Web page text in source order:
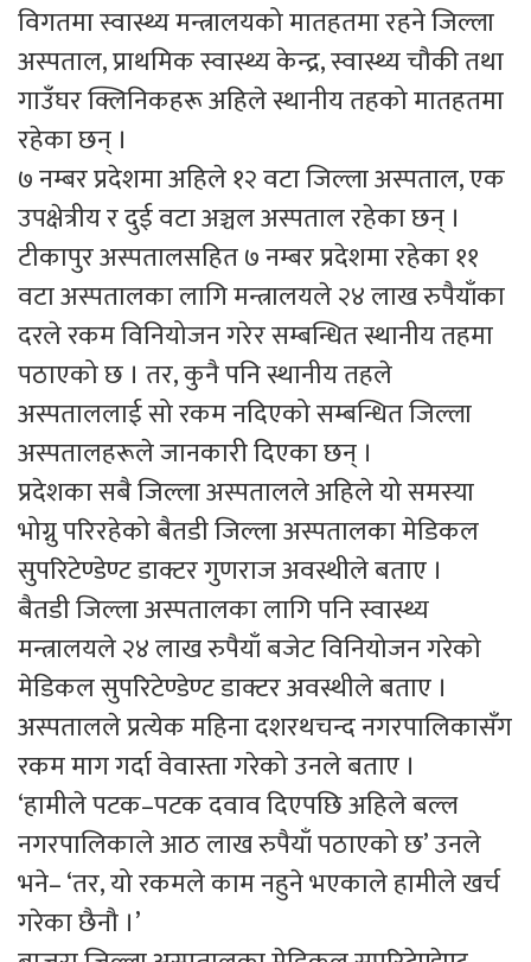
विगतमा स्वास्थ्य मन्त्रालयको मातहतमा रहने जिल्ला
अस्पताल, प्राथमिक स्वास्थ्य केन्द्र, स्वास्थ्य चौकी तथा
गाउँघर क्लिनिकहरू अहिले स्थानीय तहको मातहतमा
रहेका छन् ।
७ नम्बर प्रदेशमा अहिले १२ वटा जिल्ला अस्पताल, एक
उपक्षेत्रीय र दुई वटा अञ्चल अस्पताल रहेका छन् ।
टीकापुर अस्पतालसहित ७ नम्बर प्रदेशमा रहेका ११
वटा अस्पतालका लागि मन्त्रालयले २४ लाख रुपैयाँका
दरले रकम विनियोजन गरेर सम्बन्धित स्थानीय तहमा
पठाएको छ । तर, कुनै पनि स्थानीय तहले
अस्पताललाई सो रकम नदिएको सम्बन्धित जिल्ला
अस्पतालहरूले जानकारी दिएका छन् ।
प्रदेशका सबै जिल्ला अस्पतालले अहिले यो समस्या
भोग्नु परिरहेको बैतडी जिल्ला अस्पतालका मेडिकल
सुपरिटेण्डेण्ट डाक्टर गुणराज अवस्थीले बताए ।
बैतडी जिल्ला अस्पतालका लागि पनि स्वास्थ्य
मन्त्रालयले २४ लाख रुपैयाँ बजेट विनियोजन गरेको
मेडिकल सुपरिटेण्डेण्ट डाक्टर अवस्थीले बताए ।
अस्पतालले प्रत्येक महिना दशरथचन्द नगरपालिकासँग
रकम माग गर्दा वेवास्ता गरेको उनले बताए ।
‘हामीले पटक–पटक दवाव दिएपछि अहिले बल्ल
नगरपालिकाले आठ लाख रुपैयाँ पठाएको छ’ उनले
भने– ‘तर, यो रकमले काम नहुने भएकाले हामीले खर्च
गरेका छैनौ ।’